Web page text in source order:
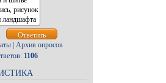
Архив опросов
1106